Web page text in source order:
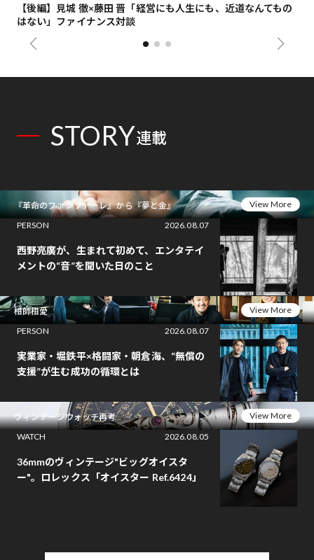
【後編】見城 徹×藤田 晋「経営にも人生にも、近道なんてもの
はない」ファイナンス対談
STORY連載
『革命のファンファーレ』から『夢と金』
View More
PERSON
2026.08.07
西野亮廣が、生まれて初めて、エンタテイ
メントの“音”を聞いた日のこと
相師相愛
View More
PERSON
2026.08.07
実業家・堀鉄平×格闘家・朝倉海、“無償の
支援”が生む成功の循環とは
ヴィンテージウォッチ再考
View More
WATCH
2026.08.05
36mmのヴィンテージ"ビッグオイスタ
ー"。ロレックス「オイスター Ref.6424」